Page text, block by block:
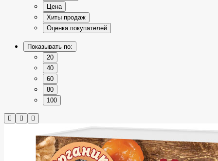
Цена
Хиты продаж
Оценка покупателей
Показывать по:
20
40
60
80
100